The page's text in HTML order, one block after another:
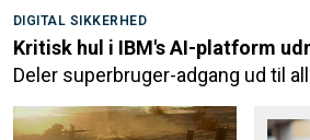
DIGITAL SIKKERHED
Kritisk hul i IBM's AI-platform
Deler superbruger-adgang ud til